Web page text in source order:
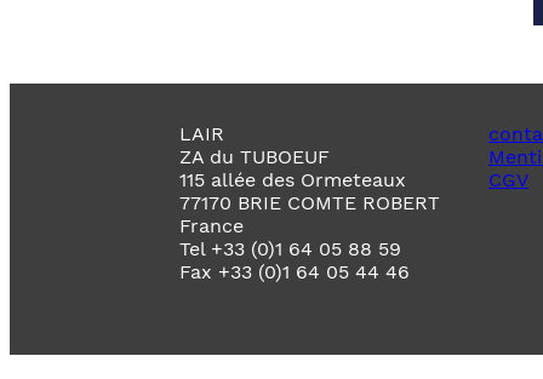
LAIR
ZA du TUBOEUF
115 allée des Ormeteaux
77170 BRIE COMTE ROBERT
France
Tel +33 (0)1 64 05 88 59
Fax +33 (0)1 64 05 44 46
CGV